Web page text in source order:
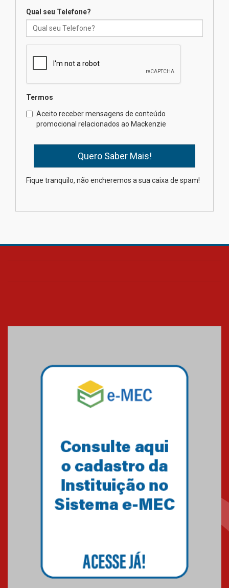
Brasília prepara seus
mesmo do Ensino Médio
Como os pais podem investir
na educação dos filhos além da
escola
Transformadora reúne
Qual seu Telefone?
Termos
Aceito receber mensagens de conteúdo
promocional relacionados ao Mackenzie
Fique tranquilo, não encheremos a sua caixa de spam!